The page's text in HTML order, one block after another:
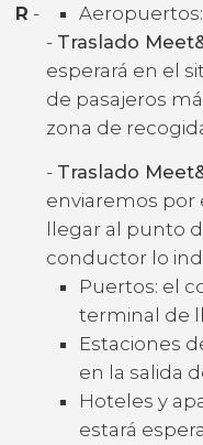
R -
Aeropuertos:
- Traslado
esperará en el
de pasajeros
zona de
- Traslado
enviaremos por
llegar al punto
conductor lo
Puertos: el
terminal de
Estaciones
en la salida
Hoteles y
estará